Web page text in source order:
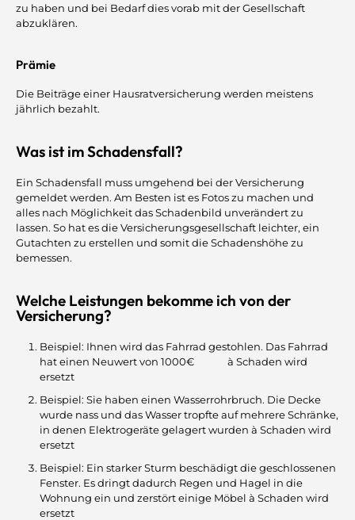
zu haben und bei Bedarf dies vorab mit der Gesellschaft
abzuklären.
Prämie
Die Beiträge einer Hausratversicherung werden meistens
jährlich bezahlt.
Was ist im Schadensfall?
Ein Schadensfall muss umgehend bei der Versicherung
gemeldet werden. Am Besten ist es Fotos zu machen und
alles nach Möglichkeit das Schadenbild unverändert zu
lassen. So hat es die Versicherungsgesellschaft leichter, ein
Gutachten zu erstellen und somit die Schadenshöhe zu
bemessen.
Welche Leistungen bekomme ich von der
Versicherung?
Beispiel: Ihnen wird das Fahrrad gestohlen. Das Fahrrad
hat einen Neuwert von 1000€ à Schaden wird
ersetzt
Beispiel: Sie haben einen Wasserrohrbruch. Die Decke
wurde nass und das Wasser tropfte auf mehrere Schränke,
in denen Elektrogeräte gelagert wurden à Schaden wird
ersetzt
Beispiel: Ein starker Sturm beschädigt die geschlossenen
Fenster. Es dringt dadurch Regen und Hagel in die
Wohnung ein und zerstört einige Möbel à Schaden wird
ersetzt